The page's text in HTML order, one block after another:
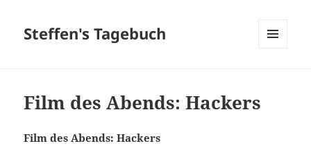
Steffen's Tagebuch
Film des Abends: Hackers
Film des Abends: Hackers